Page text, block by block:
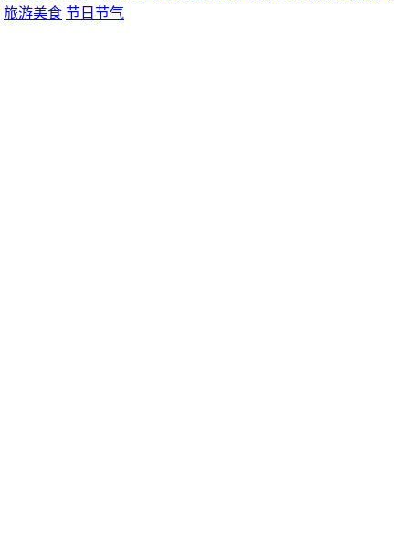
旅游美食 节日节气